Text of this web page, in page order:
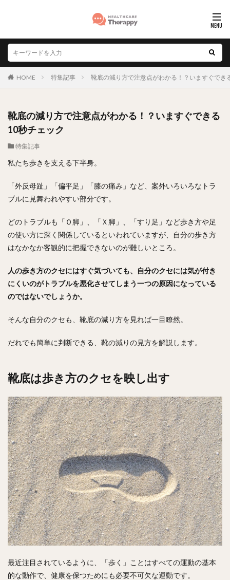
HOME 特集記事 靴底の減り方で注意点がわかる！？いますぐでき
靴底の減り方で注意点がわかる！？いますぐできる
10秒チェック
特集記事
私たち歩きを支える下半身。
「外反母趾」「偏平足」「膝の痛み」など、案外いろいろなトラ
ブルに見舞われやすい部分です。
どのトラブルも「Ｏ脚」、「Ｘ脚」、「すり足」など歩き方や足
の使い方に深く関係しているといわれていますが、自分の歩き方
はなかなか客観的に把握できないのが難しいところ。
人の歩き方のクセにはすぐ気づいても、自分のクセには気が付き
にくいのがトラブルを悪化させてしまう一つの原因になっている
のではないでしょうか。
そんな自分のクセも、靴底の減り方を見れば一目瞭然。
だれでも簡単に判断できる、靴の減りの見方を解説します。
靴底は歩き方のクセを映し出す
最近注目されているように、「歩く」ことはすべての運動の基本
的な動作で、健康を保つためにも必要不可欠な運動です。